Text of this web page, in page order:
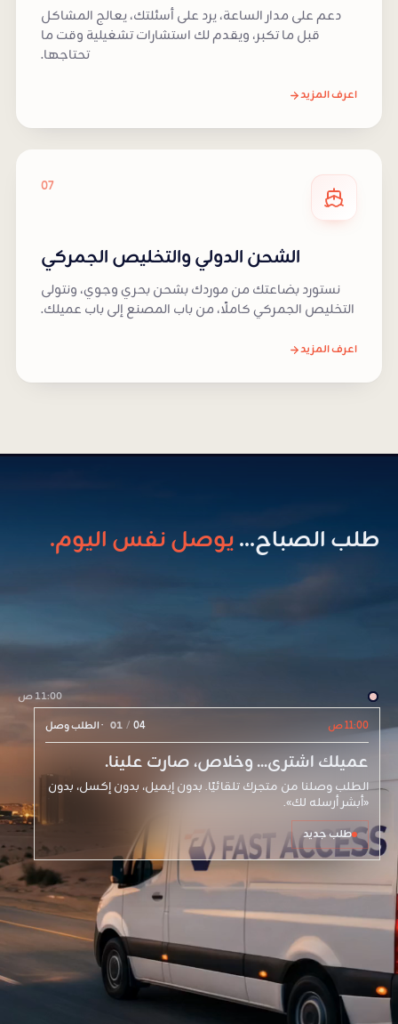
دعم على مدار الساعة، يرد على أسئلتك، يعالج المشاكل
قبل ما تكبر، ويقدم لك استشارات تشغيلية وقت ما
تحتاجها.
اعرف المزيد
07
الشحن الدولي والتخليص الجمركي
نستورد بضاعتك من موردك بشحن بحري وجوي، ونتولى
التخليص الجمركي كاملًا، من باب المصنع إلى باب عميلك.
اعرف المزيد
طلب الصباح...يوصل نفس اليوم.
11:00 ص 01 / 04
·الطلب وصل
عميلك اشترى... وخلاص، صارت علينا.
الطلب وصلنا من متجرك تلقائيًا. بدون إيميل، بدون إكسل، بدون
«أبشر أرسله لك».
طلب جديد
11:00 ص